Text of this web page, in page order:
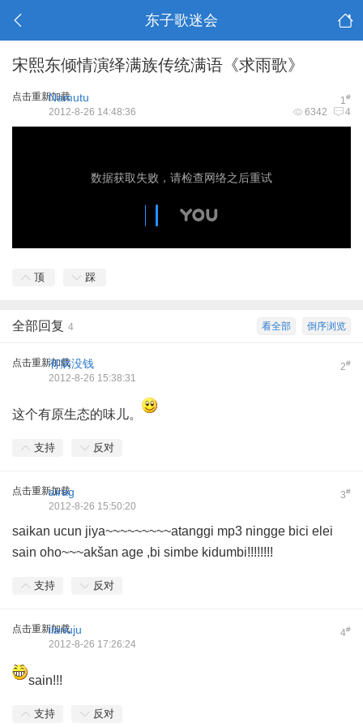
东子歌迷会
宋熙东倾情演绎满族传统满语《求雨歌》
点击重新加载 1#
Namutu
6342 4
2012-8-26 14:48:36
顶 踩
倒序浏览
看全部
全部回复 4
点击重新加载 2#
有病没钱
2012-8-26 15:38:31
这个有原生态的味儿。
支持 反对
点击重新加载 3#
airag
2012-8-26 15:50:20
saikan ucun jiya~~~~~~~~~atanggi mp3 ningge bici elei
sain oho~~~akšan age ,bi simbe kidumbi!!!!!!!!
支持 反对
点击重新加载 4#
ilariuju
2012-8-26 17:26:24
sain!!!
支持 反对